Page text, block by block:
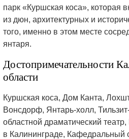
парк «Куршская коса», которая
из дюн, архитектурных и
того, именно в этом месте
янтаря.
Достопримечательности
области
Куршская коса, Дом Канта,
Вонсдорф, Янтарь-холл,
областной драматический
в Калининграде, Кафедральный